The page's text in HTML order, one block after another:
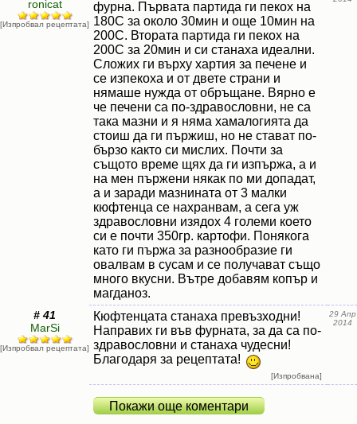
ronicat
[Изпробвал рецептата]
фурна. Първата партида ги пекох на
180С за около 30мин и още 10мин на
200С. Втората партида ги пекох на
200С за 20мин и си станаха идеални.
Сложих ги върху хартия за печене и
се изпекоха и от двете страни и
нямаше нужда от обръщане. Вярно е
че печени са по-здравословни, не са
така мазни и я няма хамалогията да
стоиш да ги пържиш, но не стават по-
бързо както си мислих. Почти за
същото време щях да ги изпържа, а и
на мен пържени някак по ми допадат,
а и заради мазнината от 3 малки
кюфтенца се нахранвам, а сега уж
здравословни изядох 4 големи което
си е почти 350гр. картофи. Понякога
като ги пържа за разнообразие ги
овалвам в сусам и се получават също
много вкусни. Вътре добавям копър и
магданоз.
# 41
MarSi
[Изпробвал рецептата]
Кюфтенцата станаха превъзходни!
Направих ги във фурната, за да са по-
здравословни и станаха чудесни!
Благодаря за рецептата!
[Изпробвана]
29 Апр
2014
Покажи още коментари